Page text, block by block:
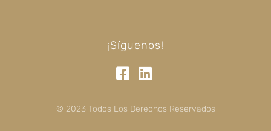
¡Síguenos!
© 2023 Todos Los Derechos Reservados